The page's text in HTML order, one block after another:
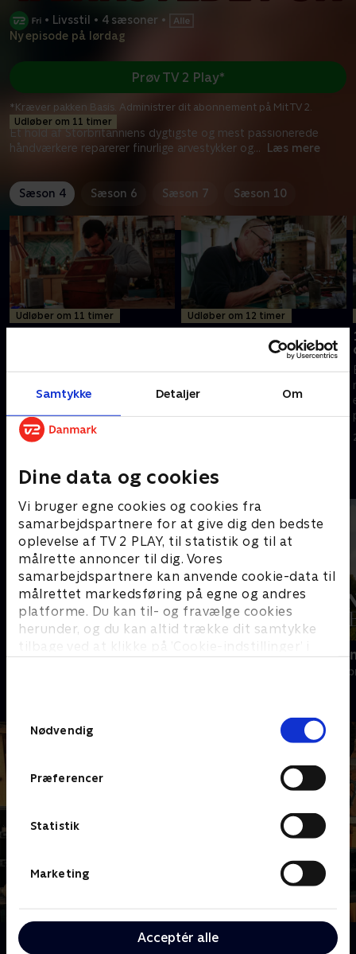
Samtykke Detaljer Om
Dine data og cookies
Vi bruger egne cookies og cookies fra
samarbejdspartnere for at give dig den bedste
oplevelse af TV 2 PLAY, til statistik og til at
målrette annoncer til dig. Vores
samarbejdspartnere kan anvende cookie-data til
målrettet markedsføring på egne og andres
platforme. Du kan til- og fravælge cookies
herunder, og du kan altid trække dit samtykke
tilbage ved at klikke på ’Cookie-indstillinger’ i
Nødvendig
Præferencer
Statistik
Marketing
Acceptér alle
• Livsstil • 4 sæsoner •
Ny episode på lørdag
Udløber om 11 timer
Et hold af Storbritanniens dygtigste og mest passionerede
håndværkere reparerer finurlige arvestykker og... Læs mere
Prøv TV 2 Play*
*Kræver pakken Basis. Administrer dit abonnement på Mit TV 2.
Sæson 4 Sæson 6 Sæson 7 Sæson 10
Udløber om 11 timer
Eksperten Will Kirk påtager sig
gammel skrivepult, der har
bragt livsændrende
hemmeligheder frem i lyset.
Mon den er til at kende?
19. august 2021 • 43 min
Udløber om 12 timer
12. Fonograf og
En minelampe, der engang har
pust, mens en antik fonograf
drømmer om at spille musik
Andre så også
Ryd op i dit liv Franske
Livsstil • 6
Om Værkstedet UK